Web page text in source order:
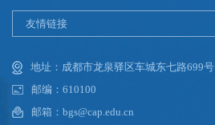
友情链接
地址：成都市龙泉驿区车城东七路699号
邮编：610100
邮箱：bgs@cap.edu.cn